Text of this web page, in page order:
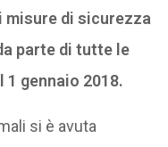
misure di sicurezza
parte di tutte le
gennaio 2018.
si è avuta